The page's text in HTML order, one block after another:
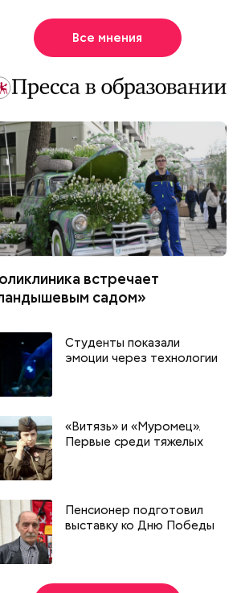
Все мнения
встречает
садом»
Студенты показали
эмоции через технологии
«Витязь» и «Муромец».
Первые среди тяжелых
Пенсионер подготовил
выставку ко Дню Победы